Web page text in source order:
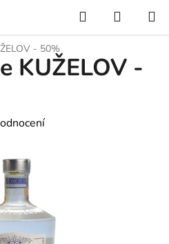
Hledat
KOŠÍK
- 50%
KUŽELOV -